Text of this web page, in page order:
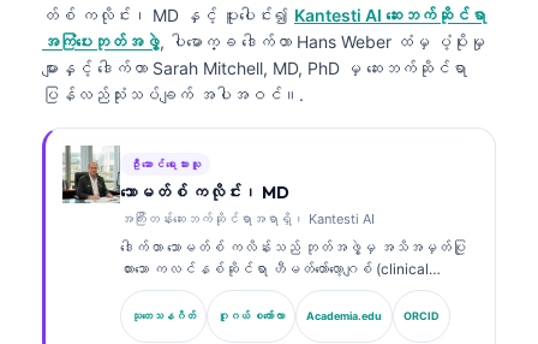
တ်စ် ကလိုင်း၊ MD နှင့် ပူးပေါင်း၍ Kantesti AI ဆေးဘက်ဆိုင်ရာ
အကြံပေးဘုတ်အဖွဲ့, ပါမောက္ခ ဒေါက်တာ Hans Weber ထံမှ ပံ့ပိုးမှု
များနှင့် ဒေါက်တာ Sarah Mitchell, MD, PhD မှ ဆေးဘက်ဆိုင်ရာ
ပြန်လည်သုံးသပ်ချက် အပါအဝင်။.
ဦးဆောင်ရေးသားသူ
သောမတ်စ် ကလိုင်း၊ MD
အကြီးတန်းဆေးဘက်ဆိုင်ရာအရာရှိ၊ Kantesti AI
ဒေါက်တာ သောမတ်စ် ကလိန်းသည် ဘုတ်အဖွဲ့မှ အသိအမှတ်ပြု
ထားသော ကလင်နစ်ဆိုင်ရာ ဟီမတ်တော်လော့ဂျစ် (clinical
hematologist) နှင့် အတွင်းလူနာဆိုင်ရာ ဆရာဝန်
(internist) ဖြစ်ပြီး ဓာတ်ခွဲခန်းဆိုင်ရာ ဆေးပညာနှင့် AI
အကူအညီဖြင့် ကလင်နစ်ဆိုင်ရာ ခွဲခြမ်းစိတ်ဖြာမှုတွင်
သုတေသနဂိတ် ဂူဂယ် စကော်လာ Academia.edu ORCID